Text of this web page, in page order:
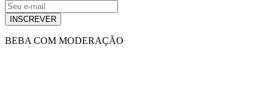
INSCREVER
BEBA COM MODERAÇÃO